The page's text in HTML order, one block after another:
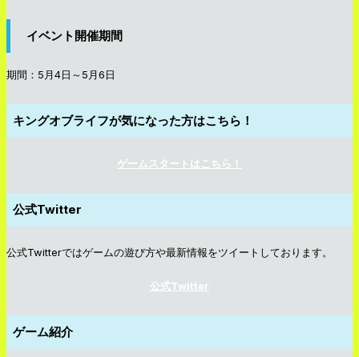
イベント開催期間
期間：5月4日～5月6日
キングオブライフが気になった方はこちら！
ゲームスタートはこちら！
公式Twitter
公式Twitterではゲームの遊び方や最新情報をツイートしております。
公式Twitter
ゲーム紹介